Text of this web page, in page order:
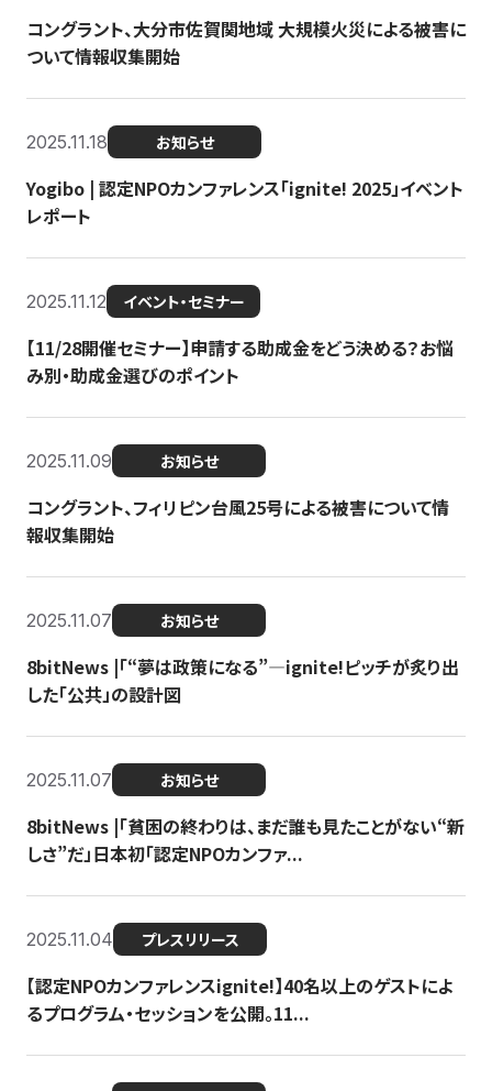
コングラント、大分市佐賀関地域 大規模火災による被害に
ついて情報収集開始
2025.11.18 お知らせ
Yogibo | 認定NPOカンファレンス「ignite! 2025」イベント
レポート
2025.11.12 イベント・セミナー
【11/28開催セミナー】申請する助成金をどう決める？お悩
み別・助成金選びのポイント
2025.11.09 お知らせ
コングラント、フィリピン台風25号による被害について情
報収集開始
2025.11.07 お知らせ
8bitNews |「“夢は政策になる”—ignite!ピッチが炙り出
した「公共」の設計図
2025.11.07 お知らせ
8bitNews |「貧困の終わりは、まだ誰も見たことがない“新
しさ”だ」日本初「認定NPOカンファ...
2025.11.04 プレスリリース
【認定NPOカンファレンスignite!】40名以上のゲストによ
るプログラム・セッションを公開。11...